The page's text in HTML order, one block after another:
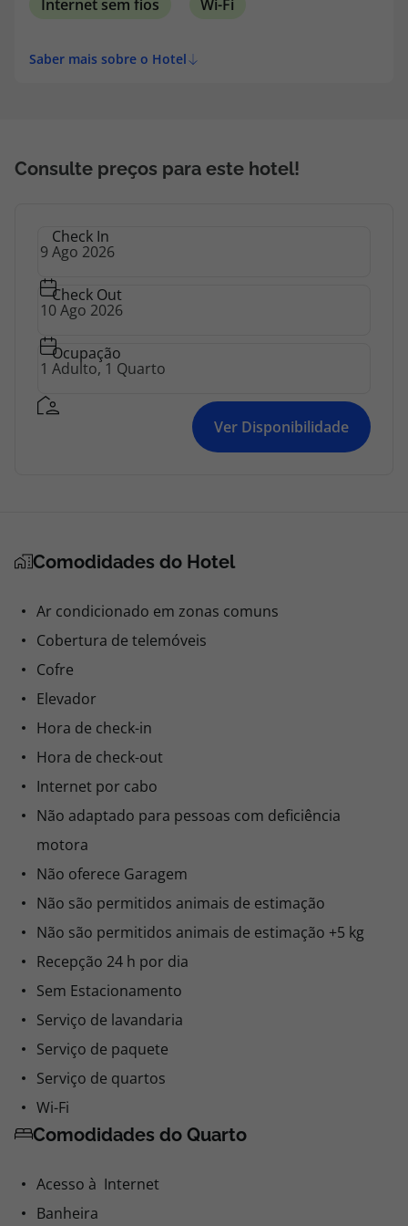
topatlantico@topatlantico.com
Internet sem fios Wi-Fi
Saber mais sobre o Hotel
Consulte preços para este hotel!
Check In
Check Out
Ocupação
Ver Disponibilidade
Comodidades do Hotel
Ar condicionado em zonas comuns
Cobertura de telemóveis
Cofre
Elevador
Hora de check-in
Hora de check-out
Internet por cabo
Não adaptado para pessoas com deficiência
motora
Não oferece Garagem
Não são permitidos animais de estimação
Não são permitidos animais de estimação +5 kg
Recepção 24 h por dia
Sem Estacionamento
Serviço de lavandaria
Serviço de paquete
Serviço de quartos
Wi-Fi
Comodidades do Quarto
Acesso à Internet
Banheira